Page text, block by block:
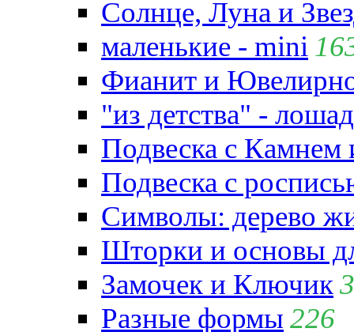
Солнце, Луна и
маленькие - mini
Фианит и
"из детства" -
Подвеска с
Подвеска с
Символы: дерево
Шторки и основы
Замочек и Ключик
Разные формы 226